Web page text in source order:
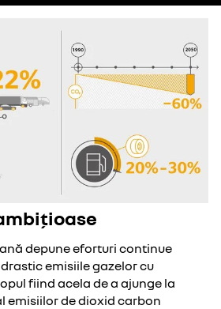
depune eforturi continue
emisiile gazelor cu
fiind acela de a ajunge la
emisiilor de dioxid carbon